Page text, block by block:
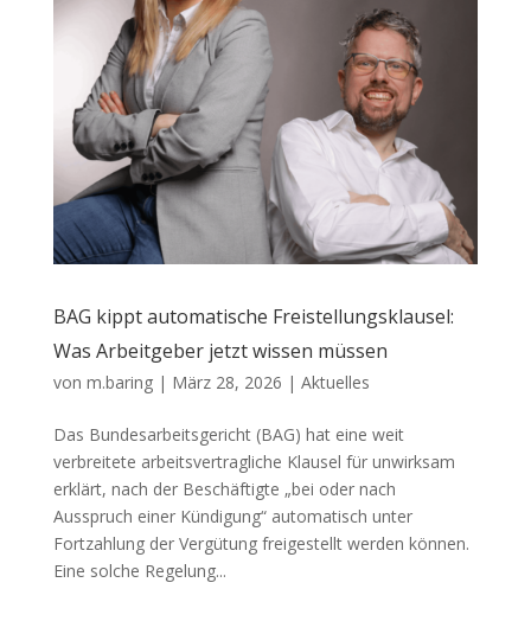
BAG kippt automatische Freistellungsklausel:
Was Arbeitgeber jetzt wissen müssen
von m.baring| März 28, 2026 | Aktuelles
Das Bundesarbeitsgericht (BAG) hat eine weit
verbreitete arbeitsvertragliche Klausel für unwirksam
erklärt, nach der Beschäftigte „bei oder nach
Ausspruch einer Kündigung“ automatisch unter
Fortzahlung der Vergütung freigestellt werden können.
Eine solche Regelung...